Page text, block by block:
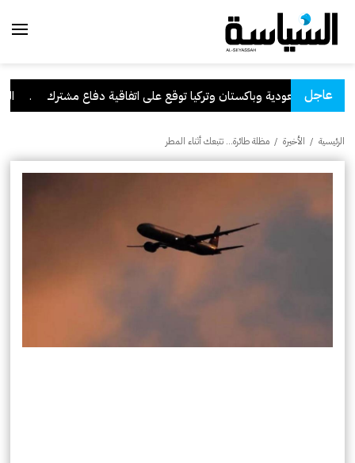
عاجل
السعودية وباكستان وتركيا توقع على اتفاقية دفاع مشترك
الرئيسية / الأخيرة / مظلة طائرة… تتبعك أثناء المطر